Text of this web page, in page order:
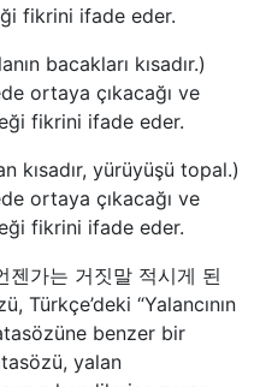
fikrini ifade eder.
bacakları kısadır.)
ortaya çıkacağı ve
fikrini ifade eder.
kısadır, yürüyüşü topal.)
ortaya çıkacağı ve
fikrini ifade eder.
젠가는 거짓말 적시게 된
Türkçe’deki “Yalancının
benzer bir
yalan